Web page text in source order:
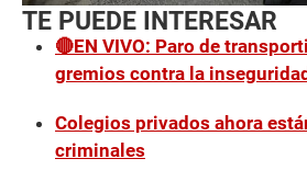
TE PUEDE INTERESAR
🔴EN VIVO: Paro de
gremios contra la
Colegios privados ahora
criminales